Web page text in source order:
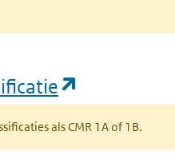
als CMR 1A of 1B.